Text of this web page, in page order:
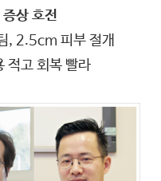
상 호전
, 2.5cm 피부 절개
적고 회복 빨라